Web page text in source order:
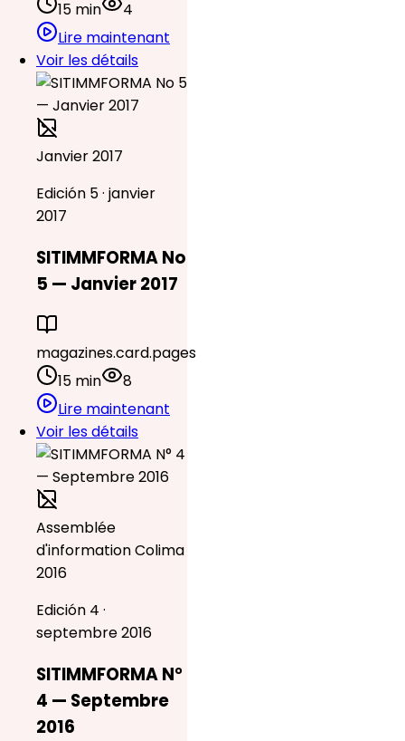
15 min
4
Lire maintenant
Voir les détails
Janvier 2017
Edición 5 · janvier
2017
SITIMMFORMA No
5 — Janvier 2017
magazines.card.pages
15 min
8
Lire maintenant
Voir les détails
Assemblée
d'information Colima
2016
Edición 4 ·
septembre 2016
SITIMMFORMA N°
4 — Septembre
2016